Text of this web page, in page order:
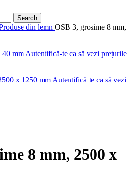
Search
din lemn OSB 3, grosime 8 mm,
40 mm Autentifică-te ca să vezi prețurile
x 1250 mm Autentifică-te ca să vezi
8 mm, 2500 x